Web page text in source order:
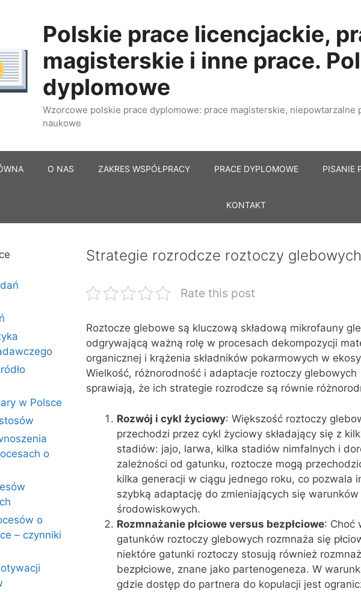
Polskie prace licencjackie,
magisterskie i inne prace.
dyplomowe
Wzorcowe polskie prace dyplomowe: prace magisterskie, niepowtarzalne
naukowe
O NAS ZAKRES WSPÓŁPRACY PRACE DYPLOMOWE PISANIE
KONTAKT
Strategie rozrodcze roztoczy glebowych
Rate this post
Roztocze glebowe są kluczową składową mikrofauny
odgrywającą ważną rolę w procesach dekompozycji
organicznej i krążenia składników pokarmowych w
Wielkość, różnorodność i adaptacje roztoczy glebowych
sprawiają, że ich strategie rozrodcze są równie
Rozwój i cykl życiowy: Większość roztoczy
przechodzi przez cykl życiowy składający się z
stadiów: jajo, larwa, kilka stadiów nimfalnych i
zależności od gatunku, roztocze mogą
kilka generacji w ciągu jednego roku, co pozwala
szybką adaptację do zmieniających się warunków
środowiskowych.
Rozmnażanie płciowe versus bezpłciowe: Choć
gatunków roztoczy glebowych rozmnaża się
niektóre gatunki roztoczy stosują również
bezpłciowe, znane jako partenogeneza. W
gdzie dostęp do partnera do kopulacji jest
w Polsce
o
o
– czynniki